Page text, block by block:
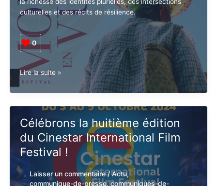
La 11e édition du Festival Monde en Vues met en
avant la richesse des identités plurielles, des
intersections culturelles et des récits de résilience.
0
en
Vues
:
Un
de
Célébrons la huitième édition
du Cinestar International Film
Festival !